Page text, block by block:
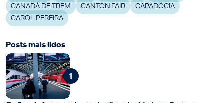
CANADÁ DE TREM
CANTON FAIR
CAPADÓCIA
CAROL PEREIRA
Posts mais lidos
1